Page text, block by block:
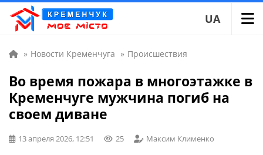
UA
» Новости Кременчуга » Происшествия
Во время пожара в многоэтажке в
Кременчуге мужчина погиб на
своем диване
13 апреля 2026, 12:51 25 Максим Клименко